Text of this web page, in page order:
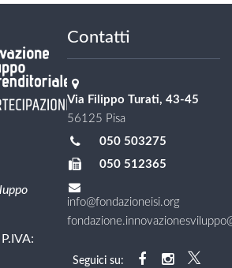
Contatti
Via Filippo Turati, 43-45
56125 Pisa
050 503275
050 512365
info@fondazioneisi.org
Seguici su: